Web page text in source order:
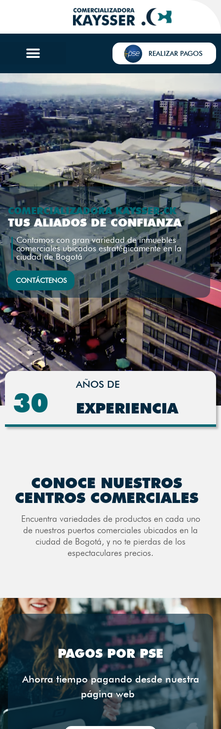
REALIZAR PAGOS
COMERCIALIZADORA KAYSSER.CK
TUS ALIADOS DE CONFIANZA
Contamos con gran variedad de inmuebles
comerciales ubicados estratégicamente en la
ciudad de Bogotá
CONTÁCTENOS
30
AÑOS DE
EXPERIENCIA
CONOCE NUESTROS
CENTROS COMERCIALES
Encuentra variedades de productos en cada uno
de nuestros puertos comerciales ubicados en la
ciudad de Bogotá, y no te pierdas de los
espectaculares precios.
PAGOS POR PSE
Ahorra tiempo pagando desde nuestra
página web